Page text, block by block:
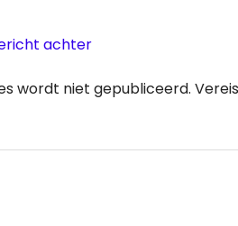
achter
wordt niet gepubliceerd.